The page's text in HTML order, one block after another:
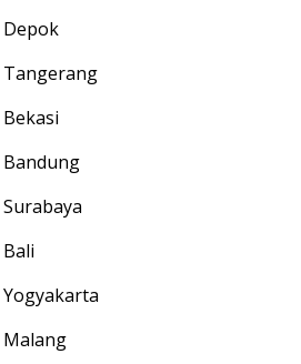
Depok
Tangerang
Bekasi
Bandung
Surabaya
Bali
Yogyakarta
Malang